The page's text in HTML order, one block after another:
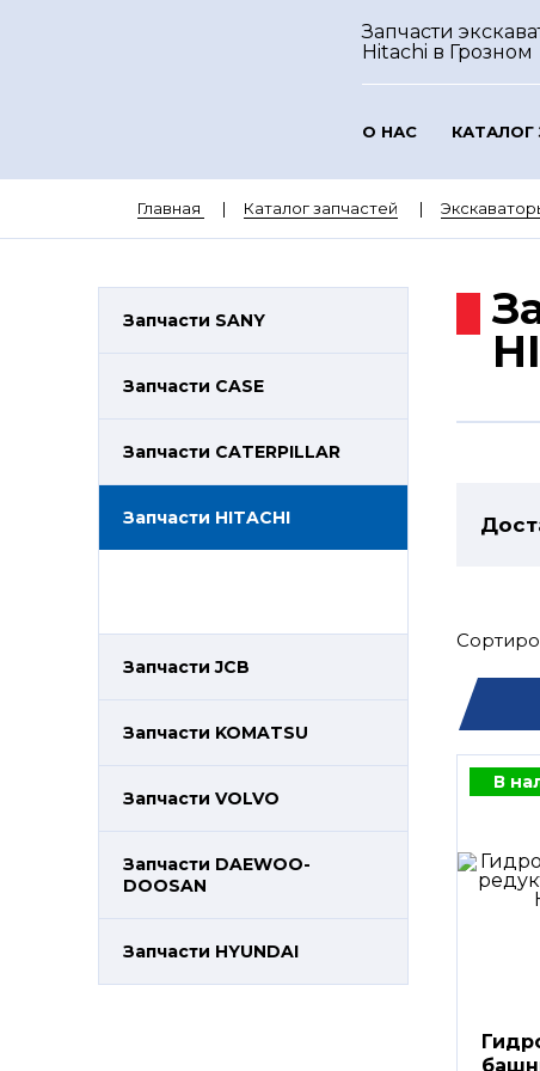
Запчасти
Hitachi в Грозном
О НАС КАТАЛОГ
Главная Каталог запчастей
Запчасти SANY
Запчасти CASE
Запчасти CATERPILLAR
Запчасти HITACHI
Запчасти JCB
Запчасти KOMATSU
Запчасти VOLVO
Запчасти DAEWOO-
DOOSAN
Запчасти HYUNDAI
В